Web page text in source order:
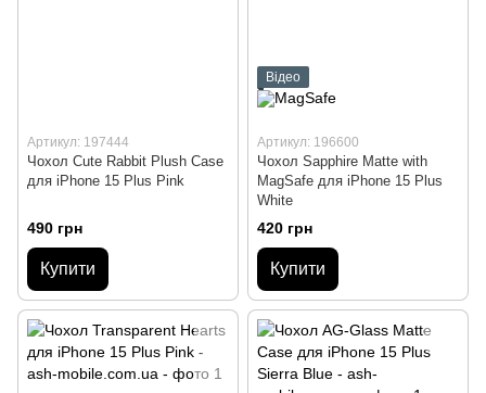
Артикул: 197444
Чохол Cute Rabbit Plush Case
для iPhone 15 Plus Pink
490 грн
Купити
Відео
Артикул: 196600
Чохол Sapphire Matte with
MagSafe для iPhone 15 Plus
White
420 грн
Купити